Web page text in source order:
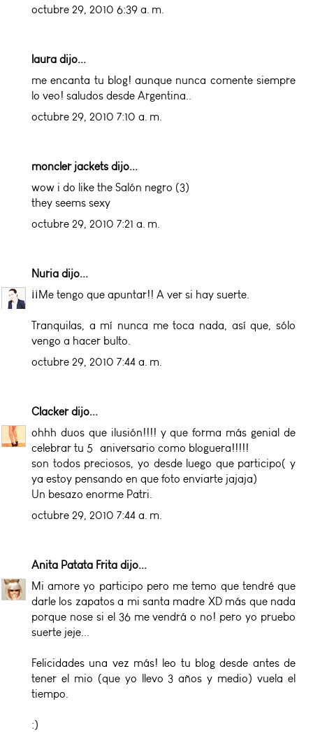
octubre 29, 2010 6:39 a. m.
laura dijo...
me encanta tu blog! aunque nunca comente siempre
lo veo! saludos desde Argentina..
octubre 29, 2010 7:10 a. m.
moncler jackets dijo...
wow i do like the Salón negro (3)
they seems sexy
octubre 29, 2010 7:21 a. m.
Nuria dijo...
¡¡Me tengo que apuntar!! A ver si hay suerte.
Tranquilas, a mí nunca me toca nada, así que, sólo
vengo a hacer bulto.
octubre 29, 2010 7:44 a. m.
Clackerdijo...
ohhh duos que ilusión!!!! y que forma más genial de
celebrar tu 5º aniversario como bloguera!!!!!
son todos preciosos, yo desde luego que participo( y
ya estoy pensando en que foto enviarte jajaja)
Un besazo enorme Patri.
octubre 29, 2010 7:44 a. m.
Anita Patata Frita dijo...
Mi amore yo participo pero me temo que tendré que
darle los zapatos a mi santa madre XD más que nada
porque nose si el 36 me vendrá o no! pero yo pruebo
suerte jeje...
Felicidades una vez más! leo tu blog desde antes de
tener el mio (que yo llevo 3 años y medio) vuela el
tiempo.
:)